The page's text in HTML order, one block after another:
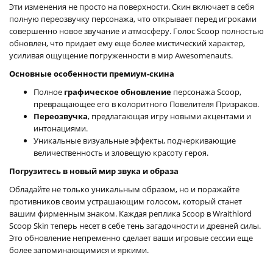
Эти изменения не просто на поверхности. Скин включает в себя
полную переозвучку персонажа, что открывает перед игроками
совершенно новое звучание и атмосферу. Голос Scoop полностью
обновлен, что придает ему еще более мистический характер,
усиливая ощущение погруженности в мир Awesomenauts.
Основные особенности премиум-скина
Полное графическое обновление персонажа Scoop,
превращающее его в колоритного Повелителя Призраков.
Переозвучка, предлагающая игру новыми акцентами и
интонациями.
Уникальные визуальные эффекты, подчеркивающие
величественность и зловещую красоту героя.
Погрузитесь в новый мир звука и образа
Обладайте не только уникальным образом, но и поражайте
противников своим устрашающим голосом, который станет
вашим фирменным знаком. Каждая реплика Scoop в Wraithlord
Scoop Skin теперь несет в себе тень загадочности и древней силы.
Это обновление непременно сделает ваши игровые сессии еще
более запоминающимися и яркими.